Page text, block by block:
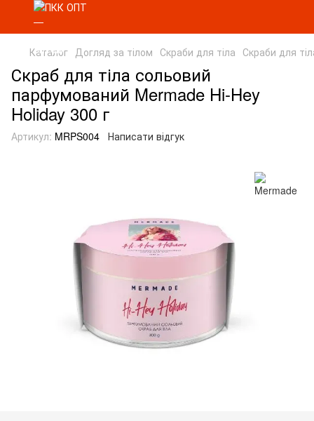
Каталог Догляд за тілом Скраби для тіла Скраби для
Скраб для тіла сольовий
парфумований Mermade Hi-Hey
Holiday 300 г
Артикул: MRPS004 Написати відгук